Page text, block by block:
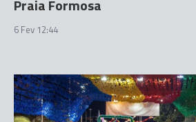
Praia Formosa
6 Fev 12:44